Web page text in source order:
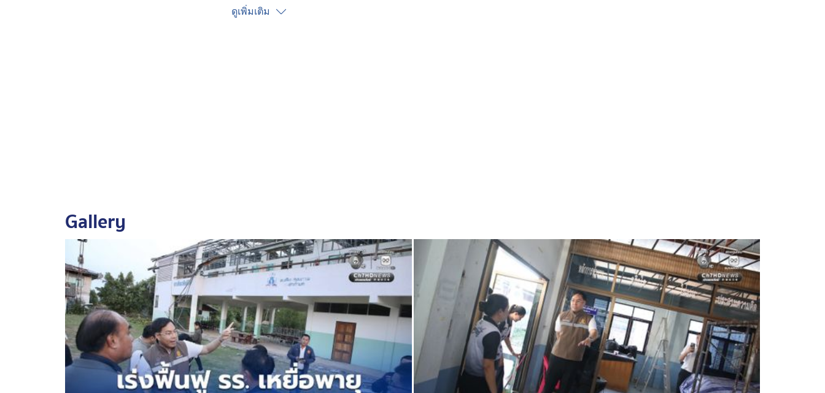
ความเสียหายหนักจากพายุฤดูร้อนที่ผ่านมา พบว่าอาคารเรียนแบบ ป.1 ฉ มีสภาพ
รมช.ศธ. กล่าวเพิ่มเติมว่า ได้ลงพื้นที่ตรวจเยี่ยม สกร.ระดับอำเภอบัวใหญ่
จ.นครราชสีมา แบบไม่แจ้งล่วงหน้า พบหนังสือห้องสมุดยังเป็นหลักสูตรปี 2551 จึง
กำชับให้เร่งปรับปรุงให้ทันสมัย
ดูเพิ่มเติม
Gallery